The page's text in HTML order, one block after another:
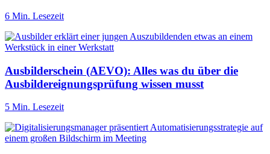
6 Min. Lesezeit
Ausbilderschein (AEVO): Alles was du über die
Ausbildereignungsprüfung wissen musst
5 Min. Lesezeit